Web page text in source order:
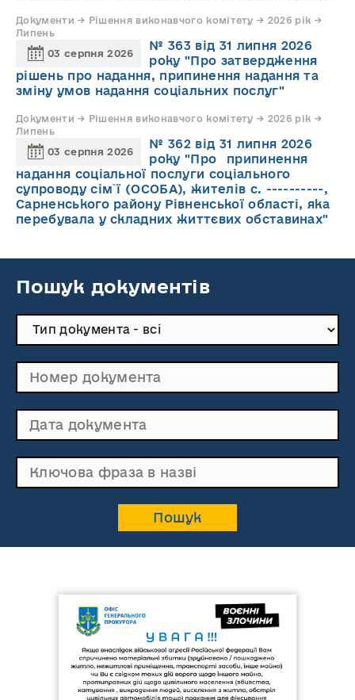
Документи → Рішення виконавчого комітету → 2026 рік →
Липень
03 серпня 2026
№ 363 від 31 липня 2026
року "Про затвердження
рішень про надання, припинення надання та
зміну умов надання соціальних послуг"
Документи → Рішення виконавчого комітету → 2026 рік →
Липень
03 серпня 2026
№ 362 від 31 липня 2026
року "Про припинення
надання соціальної послуги соціального
супроводу cім`ї (ОСОБА), жителів с. ----------,
Сарненського району Рівненської області, яка
перебувала у складних життєвих обставинах"
Пошук документів